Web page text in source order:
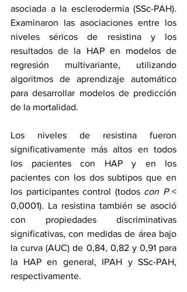
asociada a la esclerodermia (SSc-PAH).
Examinaron las asociaciones entre los
niveles séricos de resistina y los
resultados de la HAP en modelos de
regresión multivariante, utilizando
algoritmos de aprendizaje automático
para desarrollar modelos de predicción
de la mortalidad.
Los niveles de resistina fueron
significativamente más altos en todos
los pacientes con HAP y en los
pacientes con los dos subtipos que en
los participantes control (todos con P <
0,0001). La resistina también se asoció
con propiedades discriminativas
significativas, con medidas de área bajo
la curva (AUC) de 0,84, 0,82 y 0,91 para
la HAP en general, IPAH y SSc-PAH,
respectivamente.